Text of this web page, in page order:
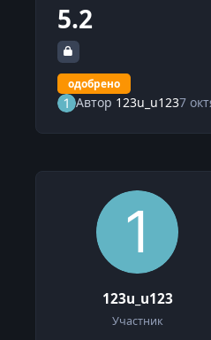
5.2
одобрено
Автор 123u_u1237
123u_u123
Участник